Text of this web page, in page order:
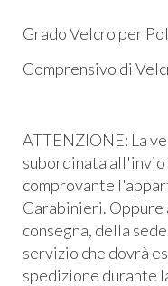
Grado Velcro per
Comprensivo di
ATTENZIONE: La
subordinata
comprovante
Carabinieri. Oppure
consegna, della
servizio che dovrà
spedizione durante